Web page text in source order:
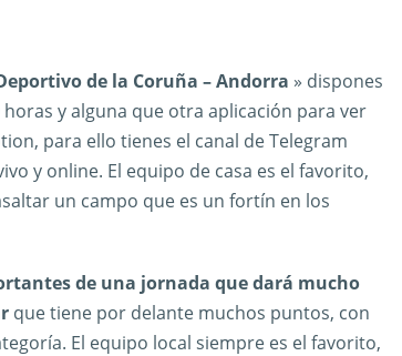
de la Coruña – Andorra » dispones
horas y alguna que otra aplicación para ver
para ello tienes el canal de Telegram
y online. El equipo de casa es el favorito,
un campo que es un fortín en los
de una jornada que dará mucho
que tiene por delante muchos puntos, con
El equipo local siempre es el favorito,